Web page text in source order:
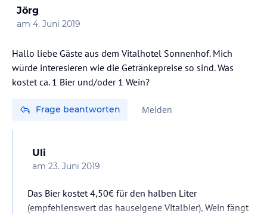
Jörg
am 4. Juni 2019
Hallo liebe Gäste aus dem Vitalhotel Sonnenhof. Mich
würde interesieren wie die Getränkepreise so sind. Was
kostet ca. 1 Bier und/oder 1 Wein?
Frage beantworten Melden
Uli
am 23. Juni 2019
Das Bier kostet 4,50€ für den halben Liter
(empfehlenswert das hauseigene Vitalbier), Wein fängt